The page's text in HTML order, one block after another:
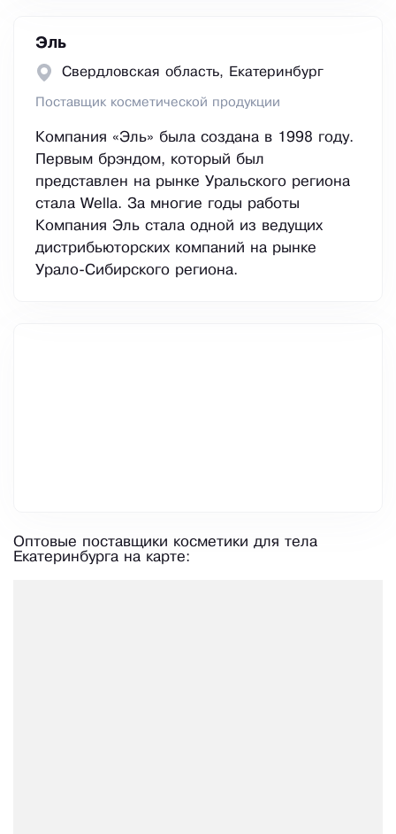
Эль
Свердловская область, Екатеринбург
Поставщик косметической продукции
Компания «Эль» была создана в 1998 году.
Первым брэндом, который был
представлен на рынке Уральского региона
стала Wella. За многие годы работы
Компания Эль стала одной из ведущих
дистрибьюторских компаний на рынке
Урало-Сибирского региона.
Оптовые поставщики косметики для тела
Екатеринбурга на карте: